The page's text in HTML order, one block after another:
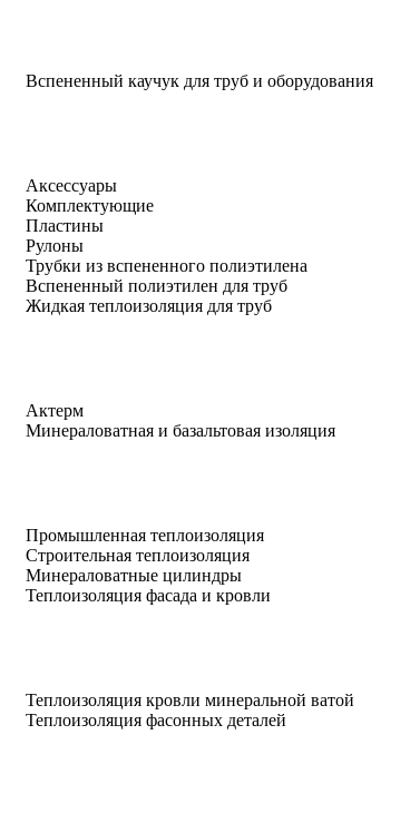
Вспененный каучук для труб и оборудования
Аксессуары
Комплектующие
Пластины
Рулоны
Трубки из вспененного полиэтилена
Вспененный полиэтилен для труб
Жидкая теплоизоляция для труб
Актерм
Минераловатная и базальтовая изоляция
Промышленная теплоизоляция
Строительная теплоизоляция
Минераловатные цилиндры
Теплоизоляция фасада и кровли
Теплоизоляция кровли минеральной ватой
Теплоизоляция фасонных деталей